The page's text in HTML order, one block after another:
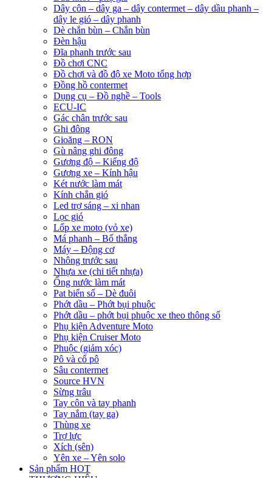
Dây côn – dây ga – dây contermet – dây dầu phanh –
dây le gió – dây phanh
Dè chắn bùn – Chắn bùn
Đèn hậu
Đĩa phanh trước sau
Đồ chơi CNC
Đồ chơi và đồ độ xe Moto tổng hợp
Đồng hồ contermet
Dụng cụ – Đồ nghề – Tools
ECU-IC
Gác chân trước sau
Ghi đông
Gioăng – RON
Gù nâng ghi đông
Gương độ – Kiếng độ
Gương xe – Kính hậu
Két nước làm mát
Kính chắn gió
Led trợ sáng – xi nhan
Lọc gió
Lốp xe moto (vỏ xe)
Má phanh – Bố thắng
Máy – Động cơ
Nhông trước sau
Nhựa xe (chi tiết nhựa)
Ống nước làm mát
Pat biển số – Dè đuôi
Phớt dầu – Phớt bụi phuộc
Phớt dầu – phớt bụi phuộc xe theo thông số
Phụ kiện Adventure Moto
Phụ kiện Cruiser Moto
Phuộc (giảm xóc)
Pô và cổ pô
Sâu contermet
Source HVN
Sừng trâu
Tay côn và tay phanh
Tay nắm (tay ga)
Thùng xe
Trợ lực
Xích (sên)
Yên xe – Yên solo
Sản phẩm HOT